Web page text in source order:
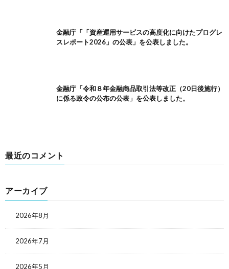
金融庁「「資産運用サービスの高度化に向けたプログレ
スレポート2026」の公表」を公表しました。
金融庁「令和８年金融商品取引法等改正（20日後施行）
に係る政令の公布の公表」を公表しました。
最近のコメント
アーカイブ
2026年8月
2026年7月
2026年5月